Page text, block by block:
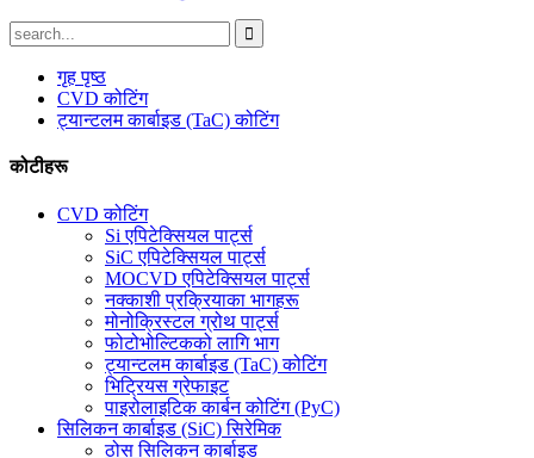
गृह पृष्ठ
CVD कोटिंग
ट्यान्टलम कार्बाइड (TaC) कोटिंग
कोटीहरू
CVD कोटिंग
Si एपिटेक्सियल पार्ट्स
SiC एपिटेक्सियल पार्ट्स
MOCVD एपिटेक्सियल पार्ट्स
नक्काशी प्रक्रियाका भागहरू
मोनोक्रिस्टल ग्रोथ पार्ट्स
फोटोभोल्टिकको लागि भाग
ट्यान्टलम कार्बाइड (TaC) कोटिंग
भिट्रियस ग्रेफाइट
पाइरोलाइटिक कार्बन कोटिंग (PyC)
सिलिकन कार्बाइड (SiC) सिरेमिक
ठोस सिलिकन कार्बाइड